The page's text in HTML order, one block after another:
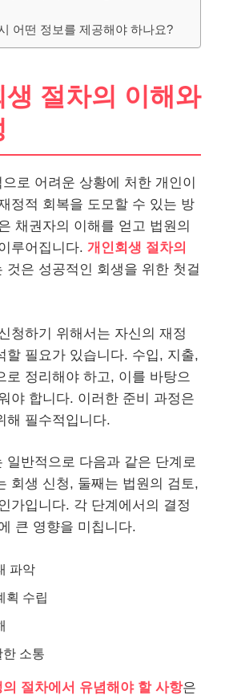
어떤 정보를 제공해야 하나요?
생 절차의 이해와
로 어려운 상황에 처한 개인이
정적 회복을 도모할 수 있는 방
채권자의 이해를 얻고 법원의
루어집니다. 개인회생 절차의
것은 성공적인 회생을 위한 첫걸
청하기 위해서는 자신의 재정
할 필요가 있습니다. 수입, 지출,
로 정리해야 하고, 이를 바탕으
야 합니다. 이러한 준비 과정은
해 필수적입니다.
일반적으로 다음과 같은 단계로
회생 신청, 둘째는 법원의 검토,
가입니다. 각 단계에서의 결정
큰 영향을 미칩니다.
파악
획 수립
소통
절차에서 유념해야 할 사항은